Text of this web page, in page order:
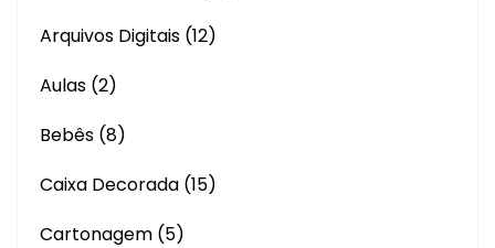
Arquivos Digitais (12)
Aulas (2)
Bebês (8)
Caixa Decorada (15)
Cartonagem (5)